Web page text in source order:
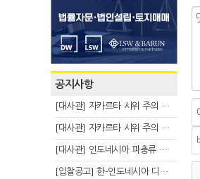
공지사항
[대사관] 자카르타 시위 주의 안내(8.6)
[대사관] 자카르타 시위 주의 안내(8.3)
[대사관] 인도네시아 파충류 불법 반출 주의 (7.29)
[입찰공고] 한-인도네시아 디지털융복합 탈 전시회